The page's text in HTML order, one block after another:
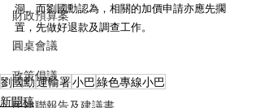
財政預算案
圓桌會議
政策倡議
洞。而劉國勳認為，相關的加價申請亦應先擱
置，先做好退款及調查工作。
劉國勳運輸署小巴綠色專線小巴
新聞稿